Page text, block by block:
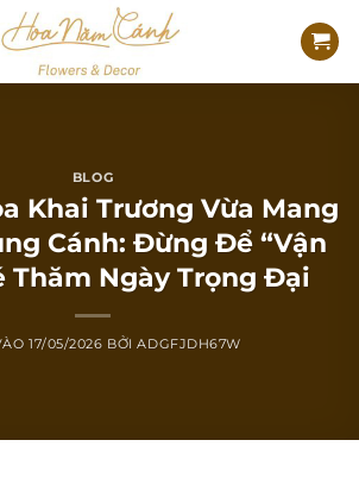
BLOG
Khai Trương Vừa Mang
Cánh: Đừng Để “Vận
Thăm Ngày Trọng Đại
17/05/2026 BỞIADGFJDH67W